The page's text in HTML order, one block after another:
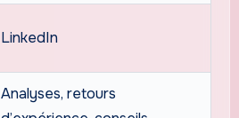
LinkedIn
Analyses, retours